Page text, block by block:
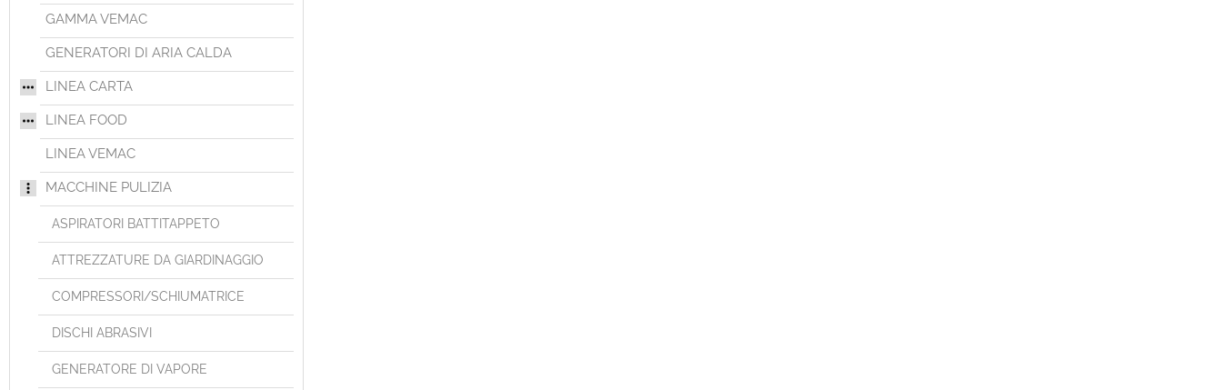
GAMMA VEMAC
GENERATORI DI ARIA CALDA
LINEA CARTA
LINEA FOOD
LINEA VEMAC
MACCHINE PULIZIA
ASPIRATORI BATTITAPPETO
ATTREZZATURE DA GIARDINAGGIO
COMPRESSORI/SCHIUMATRICE
DISCHI ABRASIVI
GENERATORE DI VAPORE